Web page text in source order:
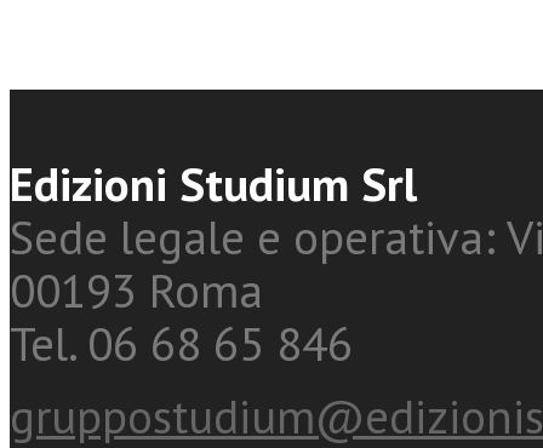
Edizioni Studium Srl
Sede legale e operativa:
00193 Roma
Tel. 06 68 65 846